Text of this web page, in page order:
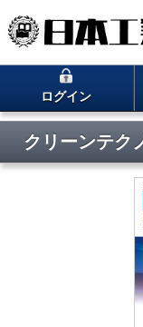
ログイン
クリーンテク